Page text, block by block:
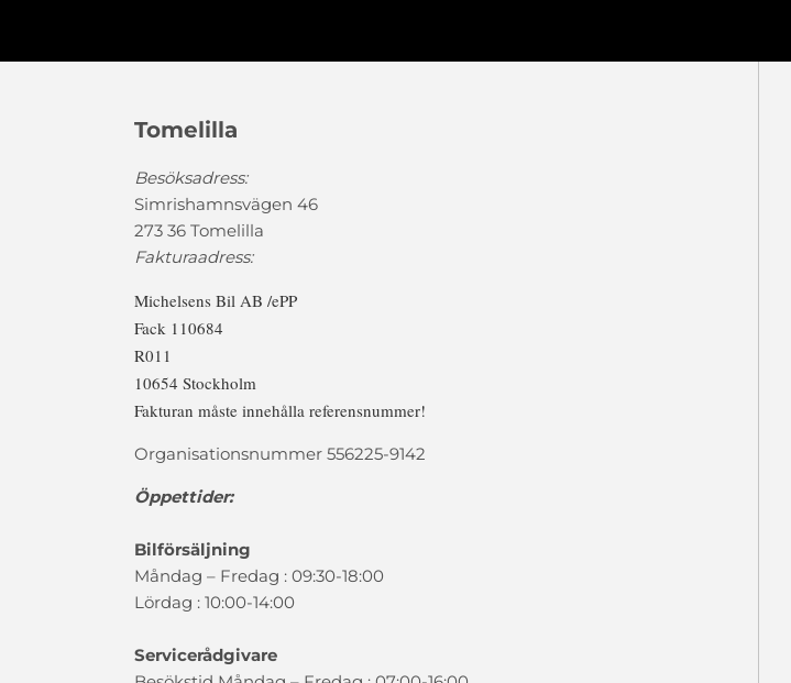
Tomelilla
Besöksadress:
Simrishamnsvägen 46
273 36 Tomelilla
Fakturaadress:
Michelsens Bil AB /ePP
Fack 110684
R011
10654 Stockholm
Fakturan måste innehålla referensnummer!
Organisationsnummer 556225-9142
Öppettider:
Bilförsäljning
Måndag – Fredag : 09:30-18:00
Lördag : 10:00-14:00
Servicerådgivare